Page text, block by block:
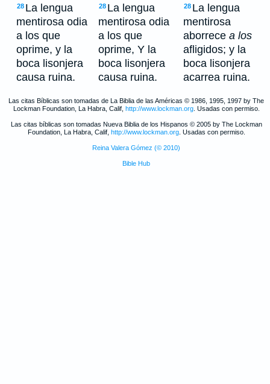
28 La lengua
mentirosa odia
a los que
oprime, y la
boca lisonjera
causa ruina.
28 La lengua
mentirosa odia
a los que
oprime, Y la
boca lisonjera
causa ruina.
28 La lengua
mentirosa
aborrece a los
afligidos; y la
boca lisonjera
acarrea ruina.
Las citas Bíblicas son tomadas de La Biblia de las Américas © 1986, 1995, 1997 by The
Lockman Foundation, La Habra, Calif, http://www.lockman.org. Usadas con permiso.
Las citas bíblicas son tomadas Nueva Biblia de los Hispanos © 2005 by The Lockman
Foundation, La Habra, Calif, http://www.lockman.org. Usadas con permiso.
Reina Valera Gómez (© 2010)
Bible Hub